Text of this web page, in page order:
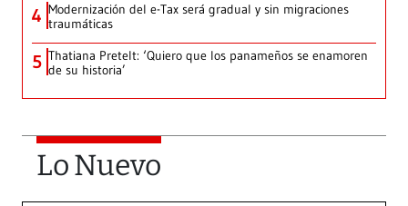
4 Modernización del e-Tax será gradual y sin migraciones
traumáticas
5 Thatiana Pretelt: ‘Quiero que los panameños se enamoren
de su historia’
Lo Nuevo